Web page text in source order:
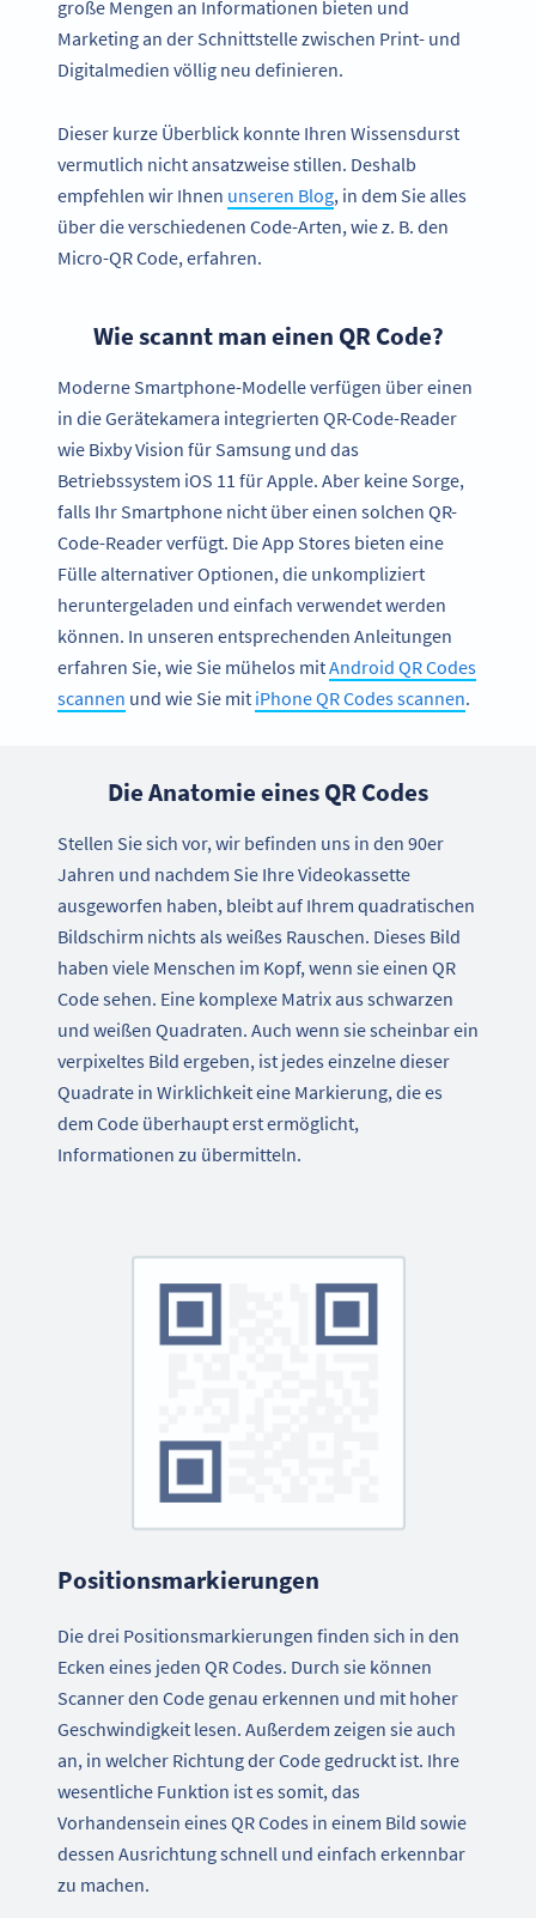
große Mengen an Informationen bieten und
Marketing an der Schnittstelle zwischen Print- und
Digitalmedien völlig neu definieren.
Dieser kurze Überblick konnte Ihren Wissensdurst
vermutlich nicht ansatzweise stillen. Deshalb
empfehlen wir Ihnen unseren Blog, in dem Sie alles
über die verschiedenen Code-Arten, wie z. B. den
Micro-QR Code, erfahren.
Wie scannt man einen QR Code?
Moderne Smartphone-Modelle verfügen über einen
in die Gerätekamera integrierten QR-Code-Reader
wie Bixby Vision für Samsung und das
Betriebssystem iOS 11 für Apple. Aber keine Sorge,
falls Ihr Smartphone nicht über einen solchen QR-
Code-Reader verfügt. Die App Stores bieten eine
Fülle alternativer Optionen, die unkompliziert
heruntergeladen und einfach verwendet werden
können. In unseren entsprechenden Anleitungen
erfahren Sie, wie Sie mühelos mitAndroid QR Codes
scannen und wie Sie mit iPhone QR Codes scannen.
Die Anatomie eines QR Codes
Stellen Sie sich vor, wir befinden uns in den 90er
Jahren und nachdem Sie Ihre Videokassette
ausgeworfen haben, bleibt auf Ihrem quadratischen
Bildschirm nichts als weißes Rauschen. Dieses Bild
haben viele Menschen im Kopf, wenn sie einen QR
Code sehen. Eine komplexe Matrix aus schwarzen
und weißen Quadraten. Auch wenn sie scheinbar ein
verpixeltes Bild ergeben, ist jedes einzelne dieser
Quadrate in Wirklichkeit eine Markierung, die es
dem Code überhaupt erst ermöglicht,
Informationen zu übermitteln.
Positionsmarkierungen
Die drei Positionsmarkierungen finden sich in den
Ecken eines jeden QR Codes. Durch sie können
Scanner den Code genau erkennen und mit hoher
Geschwindigkeit lesen. Außerdem zeigen sie auch
an, in welcher Richtung der Code gedruckt ist. Ihre
wesentliche Funktion ist es somit, das
Vorhandensein eines QR Codes in einem Bild sowie
dessen Ausrichtung schnell und einfach erkennbar
zu machen.